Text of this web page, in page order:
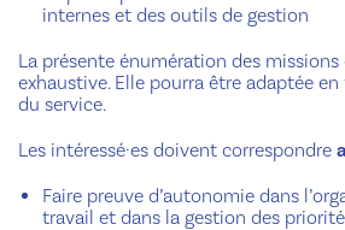
internes et des outils de gestion
La présente énumération des missions
exhaustive. Elle pourra être adaptée
du service.
Les intéressé·es doivent correspondre
Faire preuve d’autonomie dans
travail et dans la gestion des